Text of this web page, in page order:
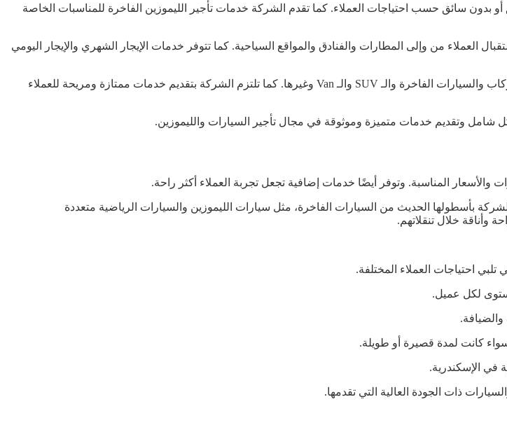
بدون سائق حسب احتياجات العملاء. كما تقدم الشركة خدمات تأجير الليموزين الفاخرة للمناسبات الخاصة
العملاء من وإلى المطارات والفنادق والمواقع السياحية. كما تتوفر خدمات الإيجار الشهري والإيجار اليومي
تتميز الشركة بأسطول سيارات متنوعة وحديثة بمختلف الفئات والأحجام، بما في ذلك سيارات الركاب والسيارات الفاخرة والـ SUV والـ Van وغيرها. كما تلتزم الشركة بتقديم خدمات ممتازة ومريحة للعملاء
شامل وتقديم خدمات متميزة وموثوقة في مجال تأجير السيارات والليموزين.
والأسعار المناسبة. وتوفر أيضًا خدمات إضافية تجعل تجربة العملاء أكثر راحة.
بأسطولها الحديث من السيارات الفاخرة، مثل سيارات الليموزين والسيارات الرياضية متعددة
وأناقة خلال تنقلاتهم.
ذات الجودة العالية التي تقدمها.